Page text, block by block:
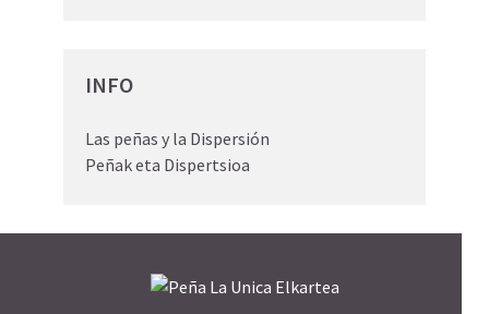
INFO
Las peñas y la Dispersión
Peñak eta Dispertsioa